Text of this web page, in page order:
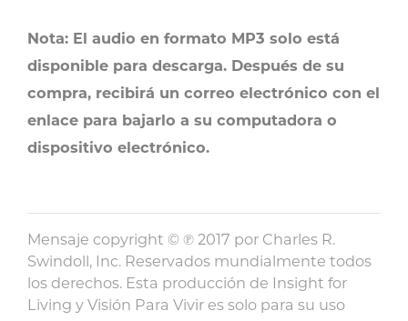
Nota: El audio en formato MP3 solo está
disponible para descarga. Después de su
compra, recibirá un correo electrónico con el
enlace para bajarlo a su computadora o
dispositivo electrónico.
Mensaje copyright © ℗ 2017 por Charles R.
Swindoll, Inc. Reservados mundialmente todos
los derechos. Esta producción de Insight for
Living y Visión Para Vivir es solo para su uso